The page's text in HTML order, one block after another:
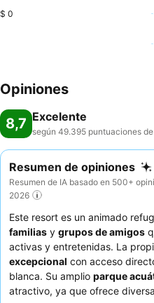
$ 0
Opiniones
8,7 Excelente
según 49.395 puntuaciones
Resumen de opiniones
Resumen de IA basado en 500+
2026
Este resort es un animado
familias y grupos de amigos
activas y entretenidas. La
excepcional con acceso
blanca. Su amplio parque
atractivo, ya que ofrece